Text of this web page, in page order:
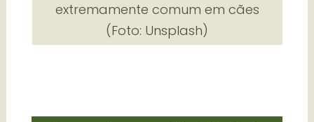
extremamente comum em cães
(Foto: Unsplash)